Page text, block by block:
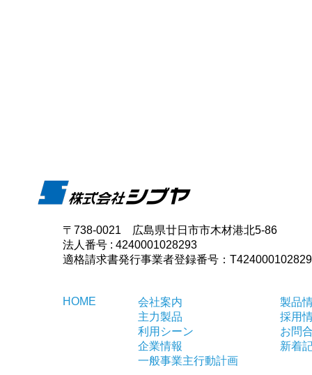
〒738-0021 広島県廿日市市木材港北5-86
法人番号 : 4240001028293
適格請求書発行事業者登録番号：
HOME
会社案内
主力製品
利用シーン
企業情報
一般事業主行動計画
製品
採用
お問
新着